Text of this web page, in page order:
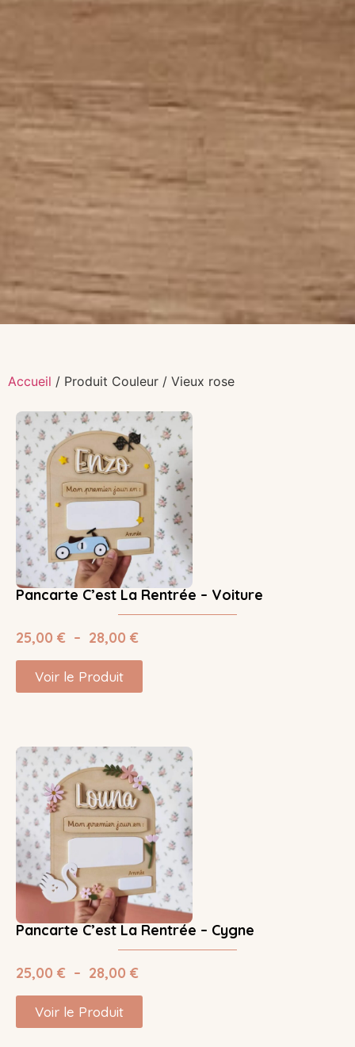
Accueil / Produit Couleur / Vieux rose
Pancarte C’est La Rentrée – Voiture
25,00 € – 28,00 €
Voir le Produit
Pancarte C’est La Rentrée – Cygne
25,00 € – 28,00 €
Voir le Produit